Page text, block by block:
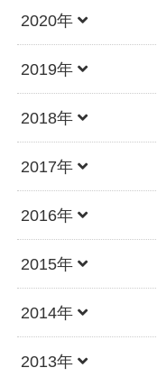
2020年
2019年
2018年
2017年
2016年
2015年
2014年
2013年